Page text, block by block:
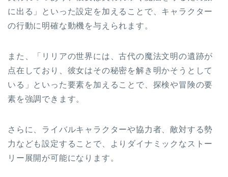
に出る」といった設定を加えることで、キャラクター
の行動に明確な動機を与えられます。
また、「リリアの世界には、古代の魔法文明の遺跡が
点在しており、彼女はその秘密を解き明かそうとして
いる」といった要素を加えることで、探検や冒険の要
素を強調できます。
さらに、ライバルキャラクターや協力者、敵対する勢
力なども設定することで、よりダイナミックなストー
リー展開が可能になります。